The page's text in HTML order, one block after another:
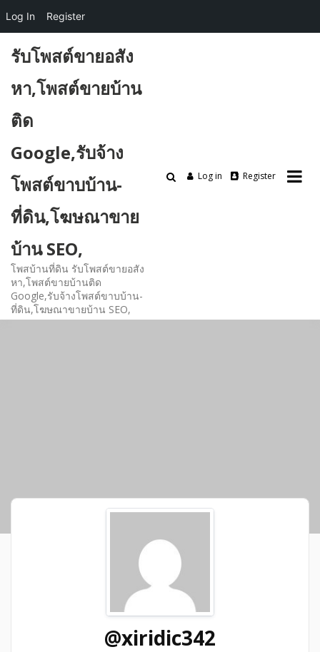
content
รับโพสต์ขายอสัง
หา,โพสต์ขายบ้าน
ติด
Google,รับจ้าง
โพสต์ขาบบ้าน-
ที่ดิน,โฆษณาขาย
บ้าน SEO,
โพสบ้านที่ดิน รับโพสต์ขายอสัง
หา,โพสต์ขายบ้านติด
Google,รับจ้างโพสต์ขาบบ้าน-
ที่ดิน,โฆษณาขายบ้าน SEO,
Log in Register
@xiridic342
Log In Register